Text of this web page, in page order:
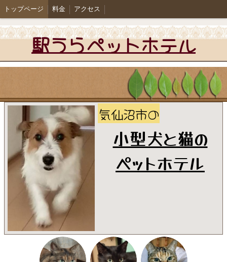
トップページ 料金 アクセス
駅うらペットホテル
気仙沼市の
小型犬と猫の
ペットホテル